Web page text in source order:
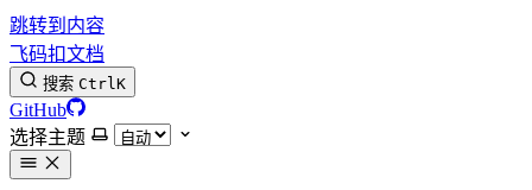
跳转到内容
飞码扣文档
搜索 CtrlK
GitHub
选择主题